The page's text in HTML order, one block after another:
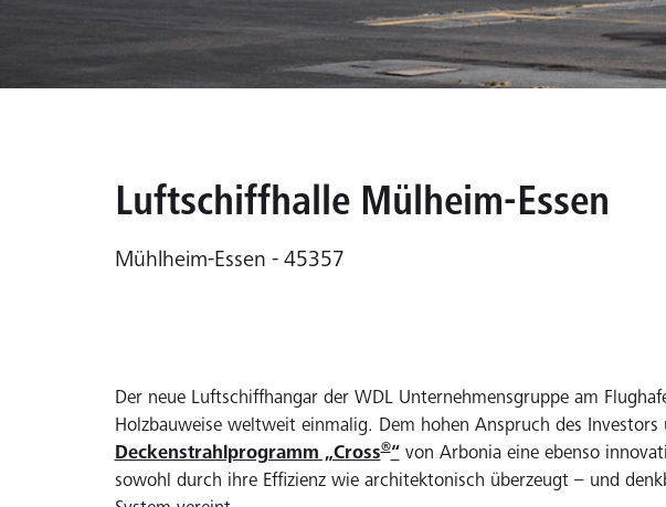
Luftschiffhalle Mülheim-Essen
Mühlheim-Essen - 45357
Der neue Luftschiffhangar der WDL Unternehmensgruppe am
Holzbauweise weltweit einmalig. Dem hohen Anspruch des
Deckenstrahlprogramm „Cross®“ von Arbonia eine ebenso
sowohl durch ihre Effizienz wie architektonisch überzeugt – und